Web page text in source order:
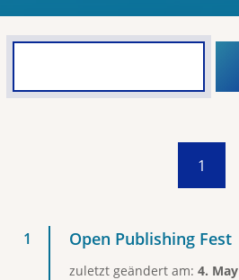
1
Open Publishing Fest
zuletzt geändert am: 4. May